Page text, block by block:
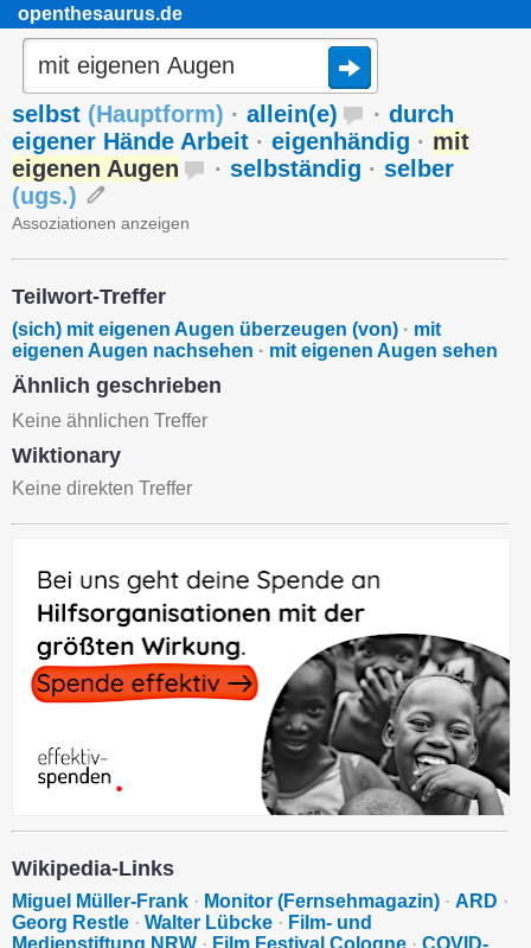
openthesaurus.de
selbst (Hauptform) · allein(e) · durch
eigener Hände Arbeit · eigenhändig · mit
eigenen Augen
· selbständig · selber
(ugs.)
Assoziationen anzeigen
Teilwort-Treffer
(sich) mit eigenen Augen überzeugen (von) · mit
eigenen Augen nachsehen · mit eigenen Augen sehen
Ähnlich geschrieben
Keine ähnlichen Treffer
Wiktionary
Keine direkten Treffer
Wikipedia-Links
Miguel Müller-Frank · Monitor (Fernsehmagazin) · ARD ·
Georg Restle · Walter Lübcke · Film- und
Medienstiftung NRW · Film Festival Cologne · COVID-